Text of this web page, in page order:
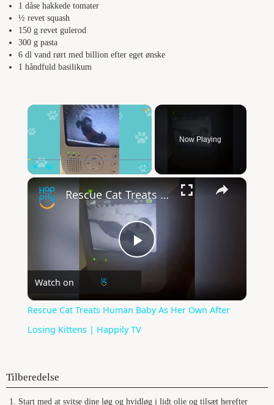
1 dåse hakkede tomater
½ revet squash
150 g revet gulerod
300 g pasta
6 dl vand rørt med billion efter eget ønske
1 håndfuld basilikum
×
Now Playing
×
P
a
Rescue Cat Treats Human Baby As Her Own After Losing Kittens | Happily TV
Watch on
Rescue Cat Treats Human Baby As Her Own After
Losing Kittens | Happily TV
Tilberedelse
Start med at svitse dine løg og hvidløg i lidt olie og tilsæt herefter